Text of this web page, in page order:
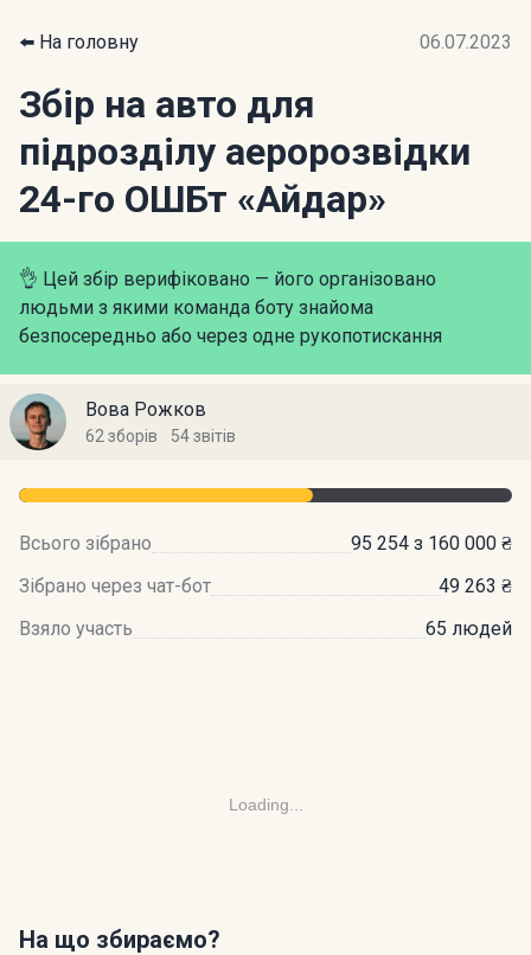
⬅️ На головну 06.07.2023
Збір на авто для
підрозділу аеророзвідки
24-го ОШБт «Айдар»
👌 Цей збір верифіковано — його організовано
людьми з якими команда боту знайома
безпосередньо або через одне рукопотискання
Вова Рожков
62 зборів 54 звітів
Всього зібрано
95 254 з 160 000 ₴
Зібрано через чат-бот
49 263 ₴
Взяло участь
65 людей
Loading...
На що збираємо?